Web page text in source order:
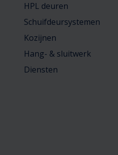
HPL deuren
Schuifdeursystemen
Kozijnen
Hang- & sluitwerk
Diensten